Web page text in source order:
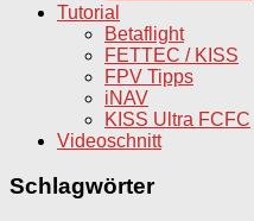
Tutorial
Betaflight
FETTEC / KISS
FPV Tipps
iNAV
KISS Ultra FCFC
Videoschnitt
Schlagwörter